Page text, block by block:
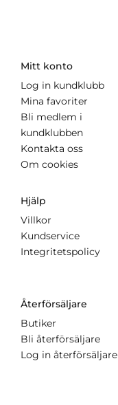
Mitt konto
Log in kundklubb
Mina favoriter
Bli medlem i
kundklubben
Kontakta oss
Om cookies
Hjälp
Villkor
Kundservice
Integritetspolicy
Återförsäljare
Butiker
Bli återförsäljare
Log in återförsäljare